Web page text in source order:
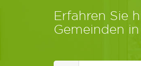
Erfahren Sie
Gemeinden